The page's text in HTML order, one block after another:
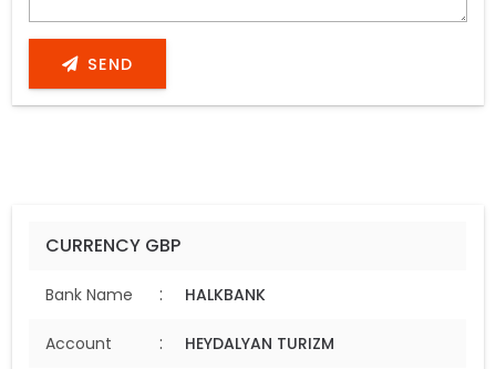
SEND
CURRENCY GBP
Bank Name : HALKBANK
Account : HEYDALYAN TURIZM